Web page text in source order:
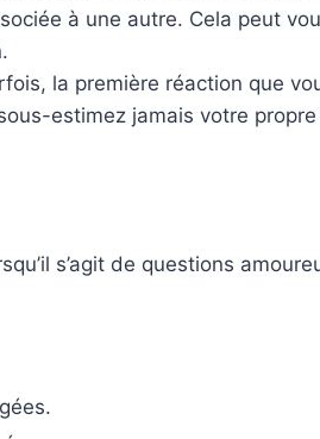
à une autre. Cela peut
la première réaction que
estimez jamais votre
s’agit de questions